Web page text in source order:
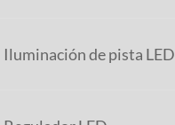
Iluminación de pista LED